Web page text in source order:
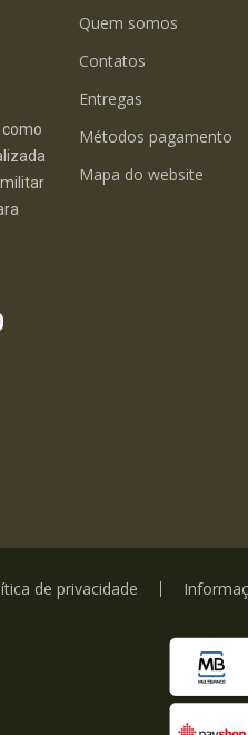
Quem somos
Contatos
Entregas
Métodos pagamento
Mapa do website
de privacidade